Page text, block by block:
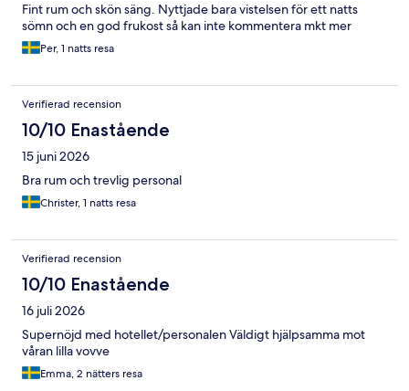
Fint rum och skön säng. Nyttjade bara vistelsen för ett natts
sömn och en god frukost så kan inte kommentera mkt mer
Per, 1 natts resa
Verifierad recension
10/10 Enastående
15 juni 2026
Bra rum och trevlig personal
Christer, 1 natts resa
Verifierad recension
10/10 Enastående
16 juli 2026
Supernöjd med hotellet/personalen Väldigt hjälpsamma mot
våran lilla vovve
Emma, 2 nätters resa